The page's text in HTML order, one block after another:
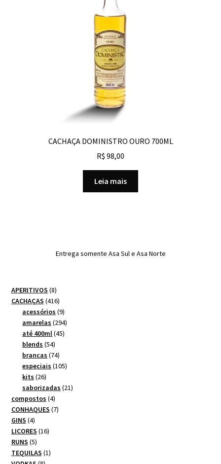
CACHAÇA DOMINISTRO OURO 700ML
R$ 98,00
Leia mais
Entrega somente Asa Sul e Asa Norte
APERITIVOS 88
produtos
CACHAÇAS 416416
produtos
acessórios 99
produtos
amarelas 294294
até 400ml 4545
blends 5454
produtos
brancas 7474
produtos
especiais 105105
kits 2626
produtos
saborizadas 2121
compostos 44
produtos
CONHAQUES 77
GINS 44
produtos
LICORES 1616
RUNS 55
produtos
TEQUILAS 11